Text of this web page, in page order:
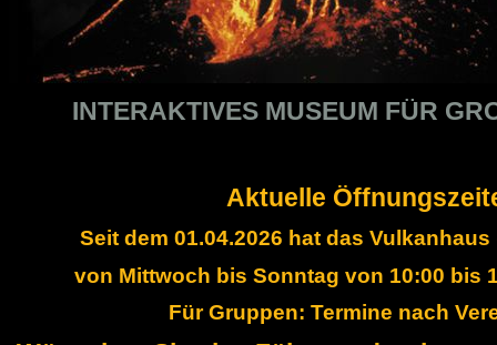
INTERAKTIVES MUSEUM FÜR
Aktuelle
Seit dem 01.04.2026 hat das
von Mittwoch bis Sonntag von 10:00 bis
Für Gruppen: Termine nach